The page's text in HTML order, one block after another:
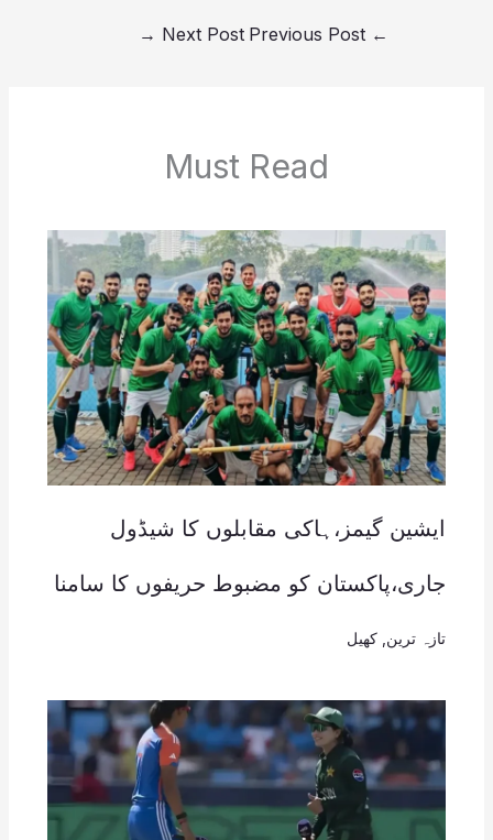
←
Next Post
→
Must Read
ایشین گیمز،ہاکی مقابلوں کا شیڈول
جاری،پاکستان کو مضبوط حریفوں کا سامنا
تازہ ترین کھیل